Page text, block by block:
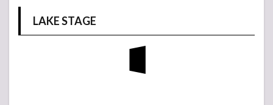
LAKE STAGE